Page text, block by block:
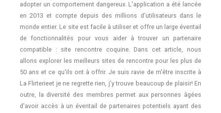
adopter un comportement dangereux. L'application a été lancée
en 2013 et compte depuis des millions d'utilisateurs dans le
monde entier. Le site est facile à utiliser et offre un large éventail
de fonctionnalités pour vous aider à trouver un partenaire
compatible : site rencontre coquine. Dans cet article, nous
allons explorer les meilleurs sites de rencontre pour les plus de
50 ans et ce qu'ils ont à offrir. Je suis ravie de m'être inscrite à
La Flirterieet je ne regrette rien, j'y trouve beaucoup de plaisir! En
outre, la diversité des membres permet aux personnes âgées
d'avoir accès à un éventail de partenaires potentiels ayant des